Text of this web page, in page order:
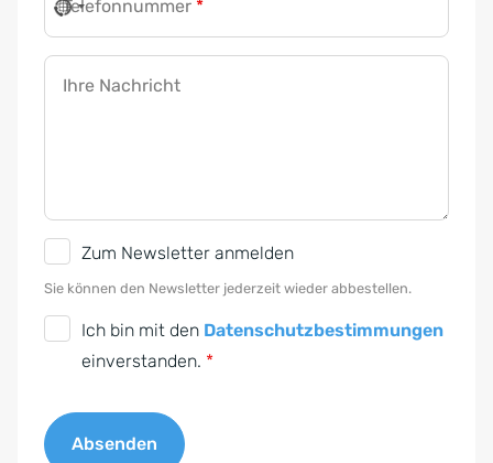
Telefonnummer *
Ihre Nachricht
e
w
s
t
Zum Newsletter anmelden
Sie können den Newsletter jederzeit wieder abbestellen.
V
O
Ich bin mit den Datenschutzbestimmungen
einverstanden. *
Absenden